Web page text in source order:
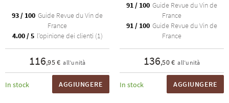
93 / 100 Guide Revue du Vin de
France
4.00 / 5 l'opinione dei clienti (1)
116,95 € all’unità
In stock AGGIUNGERE
91 / 100 Guide Revue du Vin de
France
91 / 100 Guide Revue du Vin de
France
136,50 € all’unità
In stock AGGIUNGERE